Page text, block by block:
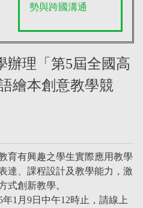
勢與跨國溝通
辦理「第5屆全國高
繪本創意教學競
育有興趣之學生實際應用教學
達、課程設計及教學能力，激
式創新教學。
1月9日中午12時止，請線上